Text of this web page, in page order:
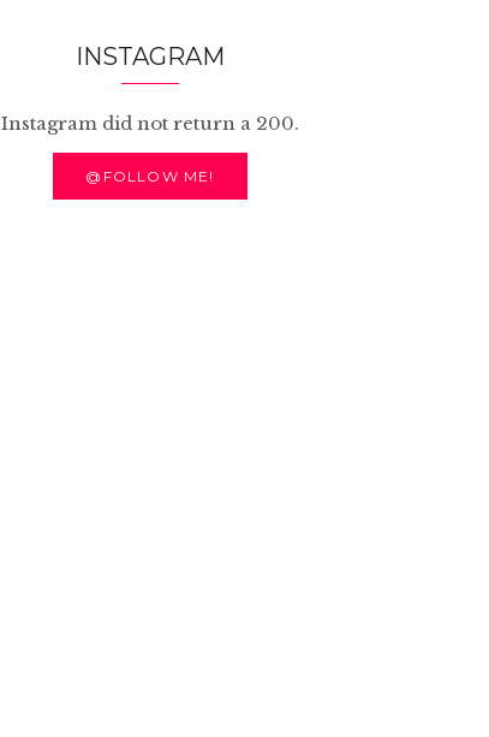
INSTAGRAM
Instagram did not return a 200.
@FOLLOW ME!